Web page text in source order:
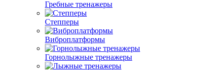
Гребные тренажеры
Степперы
Виброплатформы
Горнолыжные тренажеры